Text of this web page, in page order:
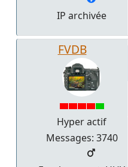
IP archivée
FVDB
Hyper actif
Messages: 3740